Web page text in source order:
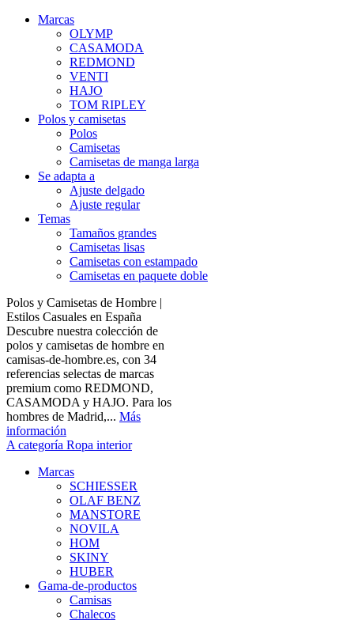
Marcas
OLYMP
CASAMODA
REDMOND
VENTI
HAJO
TOM RIPLEY
Polos y camisetas
Polos
Camisetas
Camisetas de manga larga
Se adapta a
Ajuste delgado
Ajuste regular
Temas
Tamaños grandes
Camisetas lisas
Camisetas con estampado
Camisetas en paquete doble
Polos y Camisetas de Hombre |
Estilos Casuales en España
Descubre nuestra colección de
polos y camisetas de hombre en
camisas-de-hombre.es, con 34
referencias selectas de marcas
premium como REDMOND,
CASAMODA y HAJO. Para los
hombres de Madrid,... Más
información
A categoría Ropa interior
Marcas
SCHIESSER
OLAF BENZ
MANSTORE
NOVILA
HOM
SKINY
HUBER
Gama-de-productos
Camisas
Chalecos